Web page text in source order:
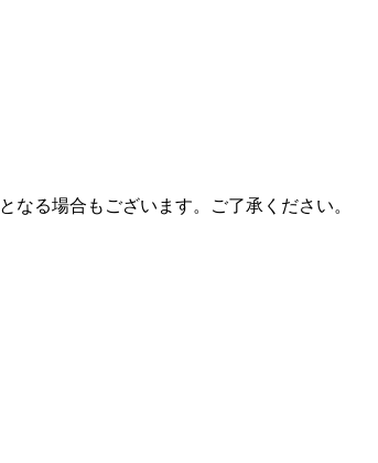
る場合もございます。ご了承ください。